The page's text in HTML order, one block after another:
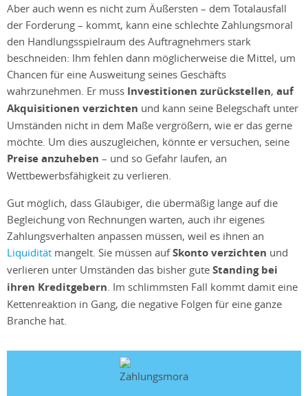
Aber auch wenn es nicht zum Äußersten – dem Totalausfall
der Forderung – kommt, kann eine schlechte Zahlungsmoral
den Handlungsspielraum des Auftragnehmers stark
beschneiden: Ihm fehlen dann möglicherweise die Mittel, um
Chancen für eine Ausweitung seines Geschäfts
wahrzunehmen. Er muss Investitionen zurückstellen, auf
Akquisitionen verzichten und kann seine Belegschaft unter
Umständen nicht in dem Maße vergrößern, wie er das gerne
möchte. Um dies auszugleichen, könnte er versuchen, seine
Preise anzuheben – und so Gefahr laufen, an
Wettbewerbsfähigkeit zu verlieren.
Gut möglich, dass Gläubiger, die übermäßig lange auf die
Begleichung von Rechnungen warten, auch ihr eigenes
Zahlungsverhalten anpassen müssen, weil es ihnen an
Liquidität mangelt. Sie müssen aufSkonto verzichten und
verlieren unter Umständen das bisher gute Standing bei
ihren Kreditgebern . Im schlimmsten Fall kommt damit eine
Kettenreaktion in Gang, die negative Folgen für eine ganze
Branche hat.